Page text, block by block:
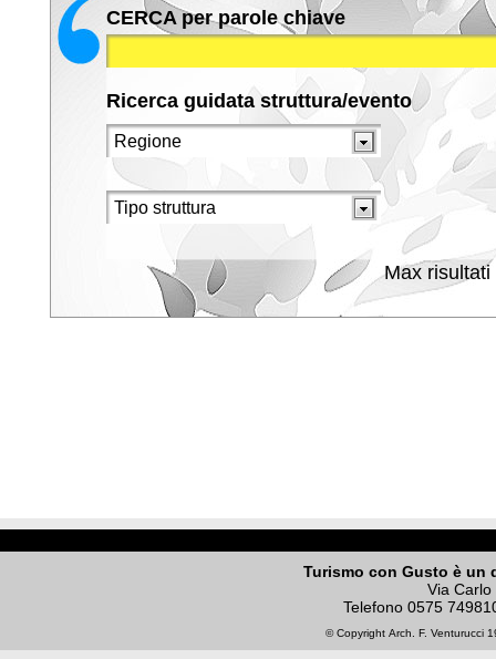
CERCA per parole chiave
Ricerca guidata struttura/evento
Max risultati
Turismo con Gusto è un
Via
Telefono 0575
© Copyright Arch. F. Venturucci